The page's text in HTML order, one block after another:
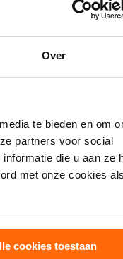
Over
te bieden en om
partners voor social
die u aan ze
met onze cookies
cookies toestaan